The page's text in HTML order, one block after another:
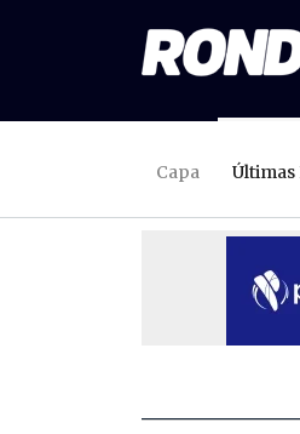
Capa Últimas